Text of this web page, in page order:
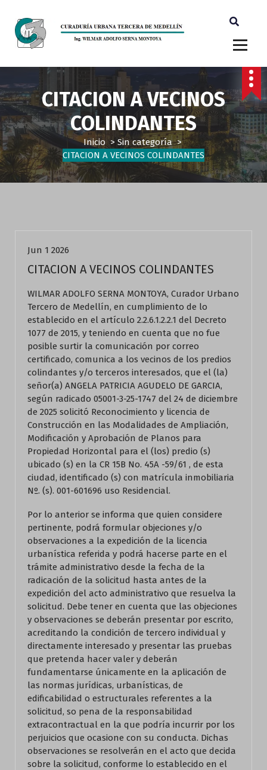
CITACION A VECINOS
COLINDANTES
Inicio>Sin categoría>
CITACION A VECINOS COLINDANTES
Jun 1 2026
CITACION A VECINOS COLINDANTES
WILMAR ADOLFO SERNA MONTOYA, Curador Urbano
Tercero de Medellín, en cumplimiento de lo
establecido en el artículo 2.2.6.1.2.2.1 del Decreto
1077 de 2015, y teniendo en cuenta que no fue
posible surtir la comunicación por correo
certificado, comunica a los vecinos de los predios
colindantes y/o terceros interesados, que el (la)
señor(a) ANGELA PATRICIA AGUDELO DE GARCIA,
según radicado 05001-3-25-1747 del 24 de diciembre
de 2025 solicitó Reconocimiento y licencia de
Construcción en las Modalidades de Ampliación,
Modificación y Aprobación de Planos para
Propiedad Horizontal para el (los) predio (s)
ubicado (s) en la CR 15B No. 45A -59/61 , de esta
ciudad, identificado (s) con matrícula inmobiliaria
Nº. (s). 001-601696 uso Residencial.
Por lo anterior se informa que quien considere
pertinente, podrá formular objeciones y/o
observaciones a la expedición de la licencia
urbanística referida y podrá hacerse parte en el
trámite administrativo desde la fecha de la
radicación de la solicitud hasta antes de la
expedición del acto administrativo que resuelva la
solicitud. Debe tener en cuenta que las objeciones
y observaciones se deberán presentar por escrito,
acreditando la condición de tercero individual y
directamente interesado y presentar las pruebas
que pretenda hacer valer y deberán
fundamentarse únicamente en la aplicación de
las normas jurídicas, urbanísticas, de
edificabilidad o estructurales referentes a la
solicitud, so pena de la responsabilidad
extracontractual en la que podría incurrir por los
perjuicios que ocasione con su conducta. Dichas
observaciones se resolverán en el acto que decida
sobre la solicitud, conforme lo establecido en el